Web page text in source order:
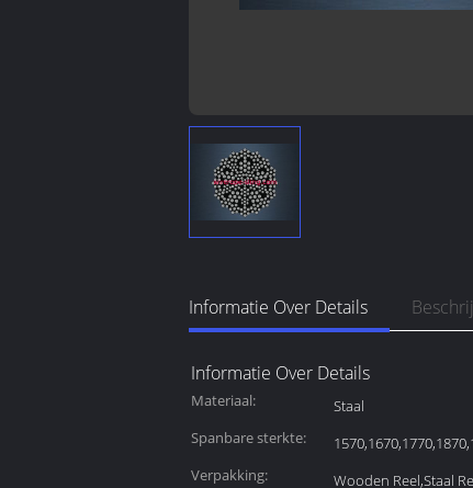
Informatie Over Details
Informatie Over Details
Materiaal: Staal
Spanbare sterkte:
Verpakking:
Wooden Reel,Staal